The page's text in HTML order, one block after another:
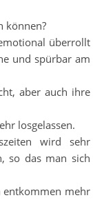
können?
überrollt
und spürbar am
aber auch ihre
losgelassen.
wird sehr
so das man sich
entkommen mehr